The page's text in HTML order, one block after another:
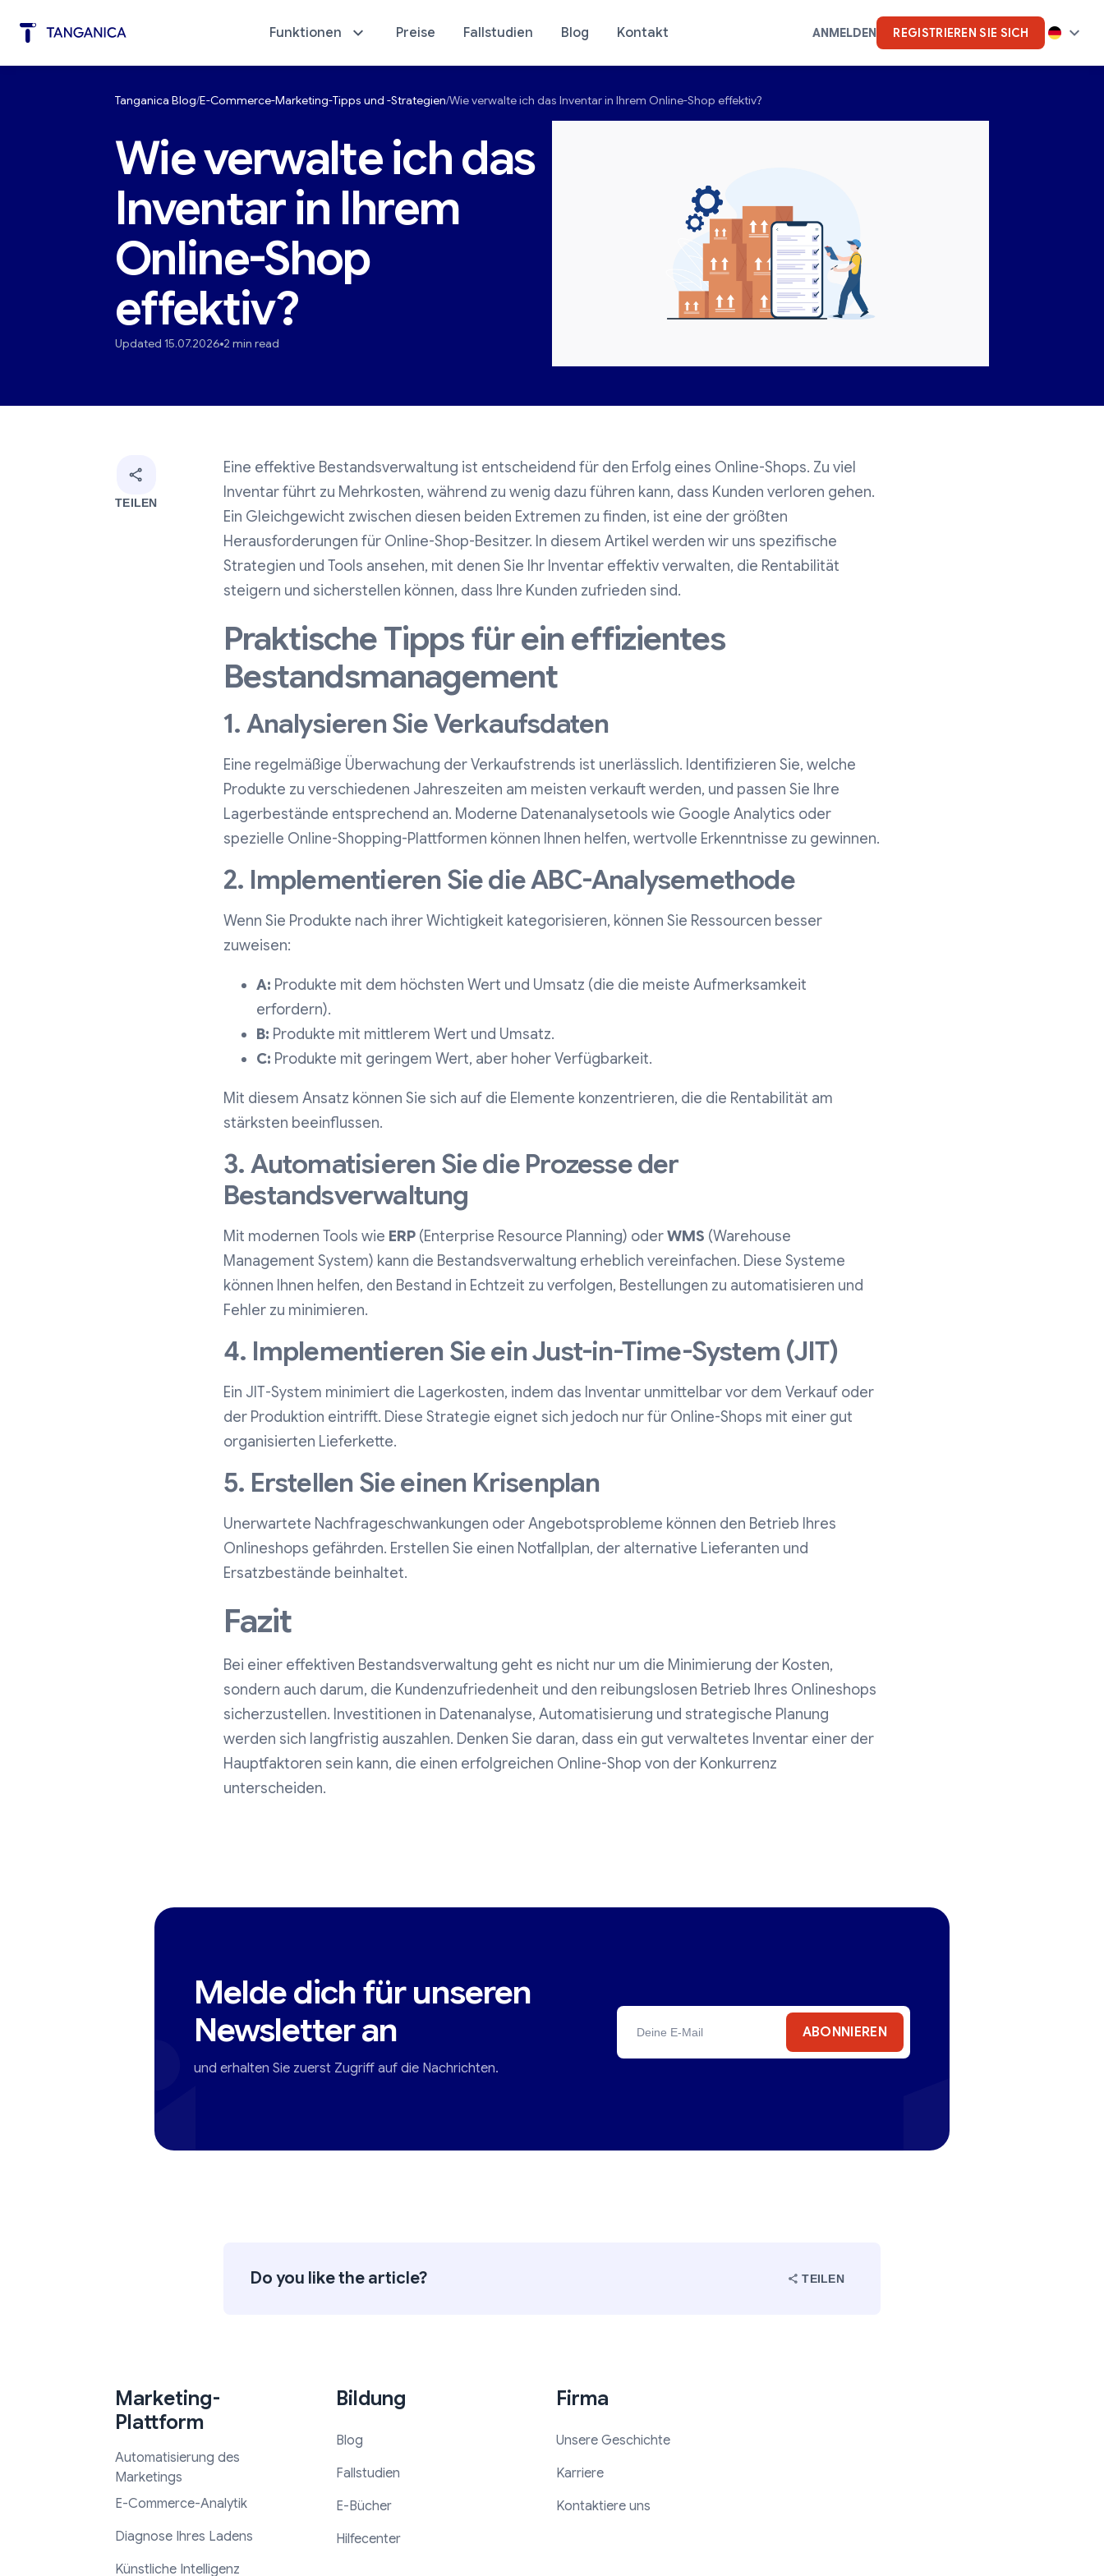
Funktionen
Werbung mit wenigen Klicks Diagnose Ihres Ladens E-Commerce-Analytik
Preise Fallstudien Blog Kontakt ANMELDEN REGISTRIEREN SIE SICH
Tanganica Blog E-Commerce-Marketing-Tipps und -Strategien Wie verwalte ich das Inventar in Ihrem Online-Shop effektiv?
Wie verwalte ich das
Inventar in Ihrem
Online-Shop
effektiv?
Updated 15.07.2026 2 min read
TEILEN
Eine effektive Bestandsverwaltung ist entscheidend für den Erfolg eines Online-Shops. Zu viel
Inventar führt zu Mehrkosten, während zu wenig dazu führen kann, dass Kunden verloren gehen.
Ein Gleichgewicht zwischen diesen beiden Extremen zu finden, ist eine der größten
Herausforderungen für Online-Shop-Besitzer. In diesem Artikel werden wir uns spezifische
Strategien und Tools ansehen, mit denen Sie Ihr Inventar effektiv verwalten, die Rentabilität
steigern und sicherstellen können, dass Ihre Kunden zufrieden sind.
Praktische Tipps für ein effizientes
Bestandsmanagement
1. Analysieren Sie Verkaufsdaten
Eine regelmäßige Überwachung der Verkaufstrends ist unerlässlich. Identifizieren Sie, welche
Produkte zu verschiedenen Jahreszeiten am meisten verkauft werden, und passen Sie Ihre
Lagerbestände entsprechend an. Moderne Datenanalysetools wie Google Analytics oder
spezielle Online-Shopping-Plattformen können Ihnen helfen, wertvolle Erkenntnisse zu gewinnen.
2. Implementieren Sie die ABC-Analysemethode
Wenn Sie Produkte nach ihrer Wichtigkeit kategorisieren, können Sie Ressourcen besser
zuweisen:
A: Produkte mit dem höchsten Wert und Umsatz (die die meiste Aufmerksamkeit
erfordern).
B: Produkte mit mittlerem Wert und Umsatz.
C: Produkte mit geringem Wert, aber hoher Verfügbarkeit.
Mit diesem Ansatz können Sie sich auf die Elemente konzentrieren, die die Rentabilität am
stärksten beeinflussen.
3. Automatisieren Sie die Prozesse der
Bestandsverwaltung
Mit modernen Tools wie ERP (Enterprise Resource Planning) oderWMS (Warehouse
Management System) kann die Bestandsverwaltung erheblich vereinfachen. Diese Systeme
können Ihnen helfen, den Bestand in Echtzeit zu verfolgen, Bestellungen zu automatisieren und
Fehler zu minimieren.
4. Implementieren Sie ein Just-in-Time-System (JIT)
Ein JIT-System minimiert die Lagerkosten, indem das Inventar unmittelbar vor dem Verkauf oder
der Produktion eintrifft. Diese Strategie eignet sich jedoch nur für Online-Shops mit einer gut
organisierten Lieferkette.
5. Erstellen Sie einen Krisenplan
Unerwartete Nachfrageschwankungen oder Angebotsprobleme können den Betrieb Ihres
Onlineshops gefährden. Erstellen Sie einen Notfallplan, der alternative Lieferanten und
Ersatzbestände beinhaltet.
Fazit
Bei einer effektiven Bestandsverwaltung geht es nicht nur um die Minimierung der Kosten,
sondern auch darum, die Kundenzufriedenheit und den reibungslosen Betrieb Ihres Onlineshops
sicherzustellen. Investitionen in Datenanalyse, Automatisierung und strategische Planung
werden sich langfristig auszahlen. Denken Sie daran, dass ein gut verwaltetes Inventar einer der
Hauptfaktoren sein kann, die einen erfolgreichen Online-Shop von der Konkurrenz
unterscheiden.
Melde dich für unseren
Newsletter an
und erhalten Sie zuerst Zugriff auf die Nachrichten.
ABONNIEREN
Do you like the article? TEILEN
Marketing-
Plattform
Automatisierung des
Marketings
E-Commerce-Analytik
Diagnose Ihres Ladens
Künstliche Intelligenz
Bildung
Blog
Fallstudien
E-Bücher
Hilfecenter
Firma
Unsere Geschichte
Karriere
Kontaktiere uns